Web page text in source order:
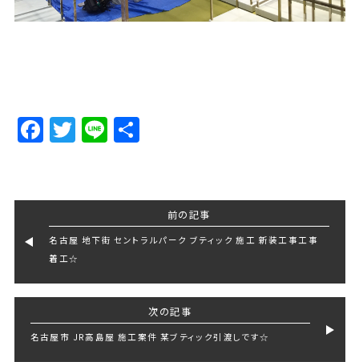
Facebook
Twitter
LineShare
前の記事
名古屋 地下街 セントラルパーク ブティック 施工 新装工事工事
着工☆
次の記事
名古屋市 JR高島屋 施工案件 某ブティック引渡しです☆